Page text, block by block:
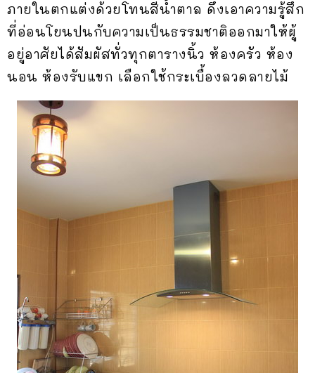
ภายในตกแต่งด้วยโทนสีน้ำตาล ดึงเอาความรู้สึก
ที่อ่อนโยนปนกับความเป็นธรรมชาติออกมาให้ผู้
อยู่อาศัยได้สัมผัสทั่วทุกตารางนิ้ว ห้องครัว ห้อง
นอน ห้องรับแขก เลือกใช้กระเบื้องลวดลายไม้